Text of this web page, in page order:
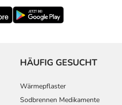
HÄUFIG GESUCHT
Wärmepflaster
Sodbrennen Medikamente